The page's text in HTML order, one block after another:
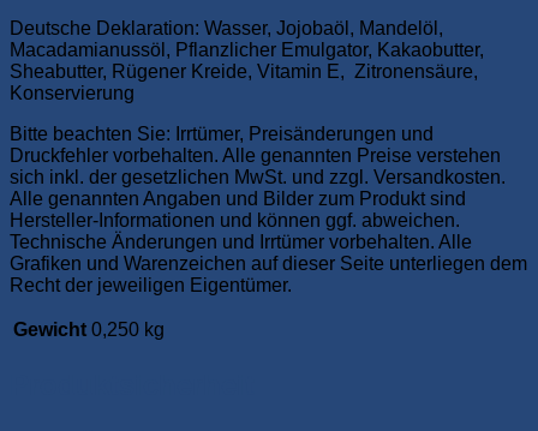
Deutsche Deklaration: Wasser, Jojobaöl, Mandelöl,
Macadamianussöl, Pflanzlicher Emulgator, Kakaobutter,
Sheabutter, Rügener Kreide, Vitamin E, Zitronensäure,
Konservierung
Bitte beachten Sie: Irrtümer, Preisänderungen und
Druckfehler vorbehalten. Alle genannten Preise verstehen
sich inkl. der gesetzlichen MwSt. und zzgl. Versandkosten.
Alle genannten Angaben und Bilder zum Produkt sind
Hersteller-Informationen und können ggf. abweichen.
Technische Änderungen und Irrtümer vorbehalten. Alle
Grafiken und Warenzeichen auf dieser Seite unterliegen dem
Recht der jeweiligen Eigentümer.
Gewicht 0,250 kg